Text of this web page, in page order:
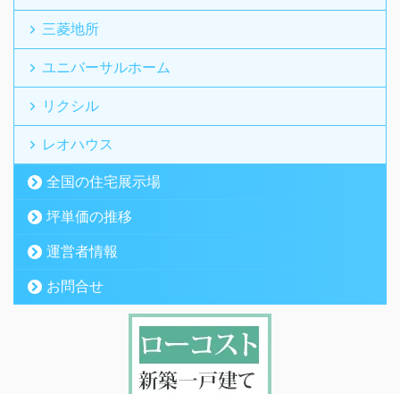
三菱地所
ユニバーサルホーム
リクシル
レオハウス
全国の住宅展示場
坪単価の推移
運営者情報
お問合せ